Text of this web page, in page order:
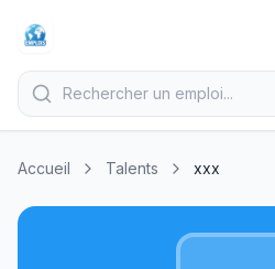
Accueil Talents xxx